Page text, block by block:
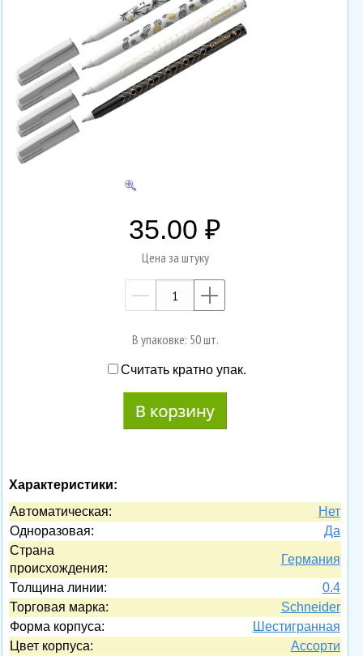
35.00
Цена за штуку
—
В упаковке: 50 шт.
Считать кратно упак.
Характеристики:
Автоматическая:
Нет
Одноразовая:
Да
Страна
происхождения:
Германия
Толщина линии:
0.4
Торговая марка:
Schneider
Форма корпуса:
Шестигранная
Цвет корпуса:
Ассорти